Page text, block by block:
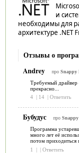
и
необходимы для
архитектуре .NET
Отзывы о
Andrey
про Snappy
Требуемый драйвер
прекрасно...
4
14 Ответить
Бубудус про
Программа
много лет её
потом приходиться
1
| | Ответить